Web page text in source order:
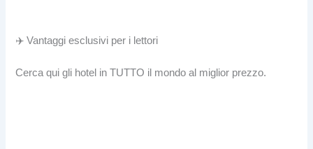
✈️ Vantaggi esclusivi per i lettori
Cerca qui gli hotel in TUTTO il mondo al miglior prezzo.